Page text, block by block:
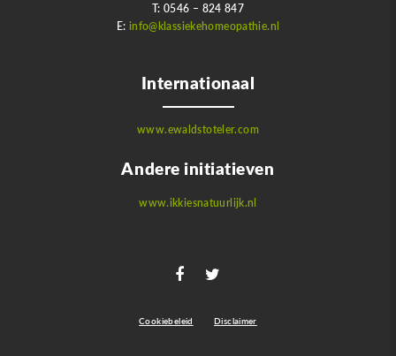
T: 0546 – 824 847
E: info@klassiekehomeopathie.nl
Internationaal
www.ewaldstoteler.com
Andere initiatieven
www.ikkiesnatuurlijk.nl
Cookiebeleid Disclaimer